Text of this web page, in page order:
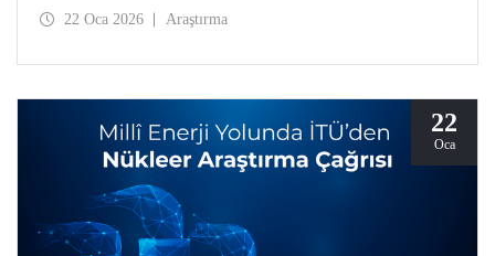
değerlendirme sonuçlarına göre 24 projesiyle
22 Oca 2026 Araştırma
22
Oca